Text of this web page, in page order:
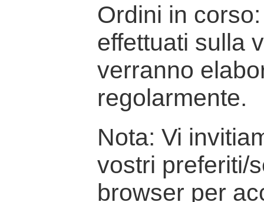
Ordini in
effettuati sulla
verranno
regolarmente.
Nota: Vi
vostri preferiti/
browser per